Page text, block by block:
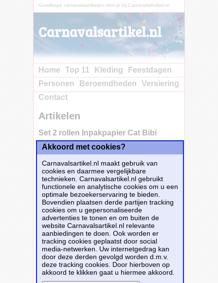
Goedkope carnavalsartikelen vind je bij CarnavalsArtikel.nl
Carnavalsartikel.nl
Home Top 11 Kleding
Feestdagen
Personen
Beroemdheden
Versiering
Contact
Artikelen
Set 2 rollen Inpakpapier Cat Bibi
Set 2 rollen Inpakpapier Cat Bibi -
Feestbazaar - Vóór 13:00 uur besteld, morgen
in huis!
Akkoord met cookies?
Carnavalsartikel.nl maakt gebruik van
cookies en daarmee vergelijkbare
technieken. Carnavalsartikel.nl gebruikt
functionele en analytische cookies om u een
optimale bezoekerservaring te bieden.
Bovendien plaatsen derde partijen tracking
cookies om u gepersonaliseerde
advertenties te tonen en om buiten de
website Carnavalsartikel.nl relevante
aanbiedingen te doen. Ook worden er
tracking cookies geplaatst door social
media-netwerken. Uw internetgedrag kan
door deze derden gevolgd worden d.m.v.
deze tracking cookies. Door hierboven op
akkoord te klikken gaat u hiermee akkoord.